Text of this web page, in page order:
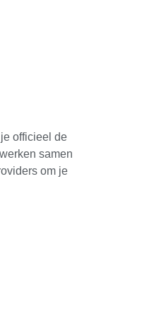
officieel de
samen
om je